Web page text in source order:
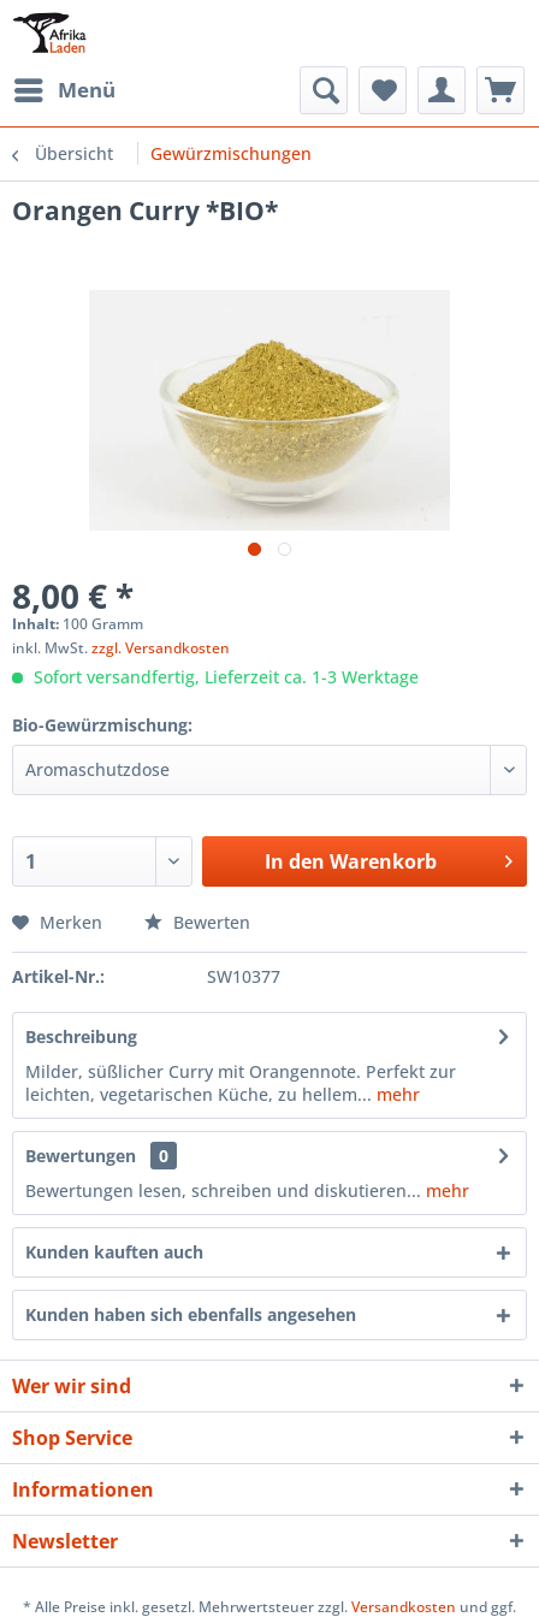
Menü
Übersicht Gewürzmischungen
Orangen Curry *BIO*
8,00 € *
Inhalt: 100 Gramm
inkl. MwSt.zzgl. Versandkosten
Sofort versandfertig, Lieferzeit ca. 1-3 Werktage
Bio-Gewürzmischung:
In den Warenkorb
Merken Bewerten
Artikel-Nr.: SW10377
Beschreibung
Milder, süßlicher Curry mit Orangennote. Perfekt zur
leichten, vegetarischen Küche, zu hellem... mehr
Bewertungen
0
Bewertungen lesen, schreiben und diskutieren... mehr
Kunden kauften auch
Kunden haben sich ebenfalls angesehen
Wer wir sind
Shop Service
Informationen
Newsletter
* Alle Preise inkl. gesetzl. Mehrwertsteuer zzgl.Versandkosten und ggf.